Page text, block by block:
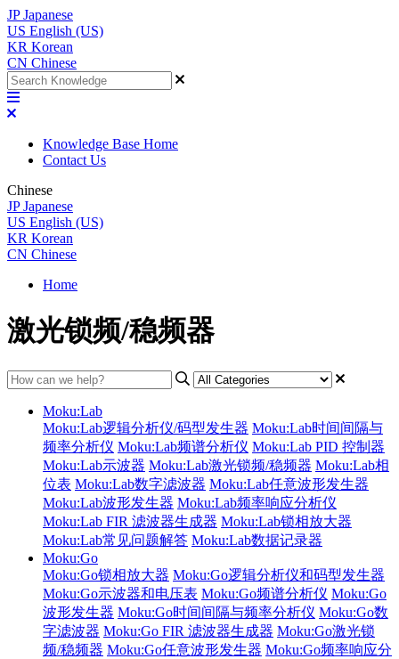
JP Japanese
US English (US)
KR Korean
CN Chinese
Knowledge Base Home
Contact Us
Chinese
JP Japanese
US English (US)
KR Korean
CN Chinese
Home
激光锁频/稳频器
Moku:Lab
Moku:Lab逻辑分析仪/码型发生器 Moku:Lab时间间隔与
频率分析仪 Moku:Lab频谱分析仪 Moku:Lab PID 控制器
Moku:Lab示波器 Moku:Lab激光锁频/稳频器 Moku:Lab相
位表 Moku:Lab数字滤波器 Moku:Lab任意波形发生器
Moku:Lab波形发生器 Moku:Lab频率响应分析仪
Moku:Lab FIR 滤波器生成器 Moku:Lab锁相放大器
Moku:Lab常见问题解答 Moku:Lab数据记录器
Moku:Go
Moku:Go锁相放大器 Moku:Go逻辑分析仪和码型发生器
Moku:Go示波器和电压表 Moku:Go频谱分析仪 Moku:Go
波形发生器 Moku:Go时间间隔与频率分析仪 Moku:Go数
字滤波器 Moku:Go FIR 滤波器生成器 Moku:Go激光锁
频/稳频器 Moku:Go任意波形发生器 Moku:Go频率响应分